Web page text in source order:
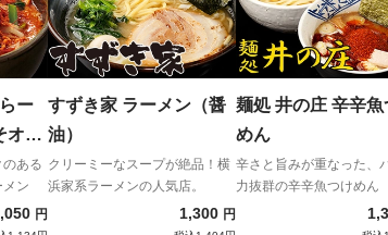
ー
オロ
ある
ン
円
すずき家 ラーメン（醤
油）
クリーミーなスープが絶品！横
浜家系ラーメンの人気店。
1,300 円
麺処 井の庄 辛辛魚
めん
辛さと旨みが重なった、
力抜群の辛辛魚つけめん